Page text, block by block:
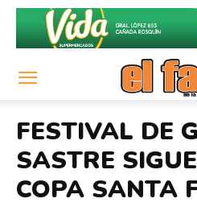
FESTIVAL DE
SASTRE
COPA SANTA